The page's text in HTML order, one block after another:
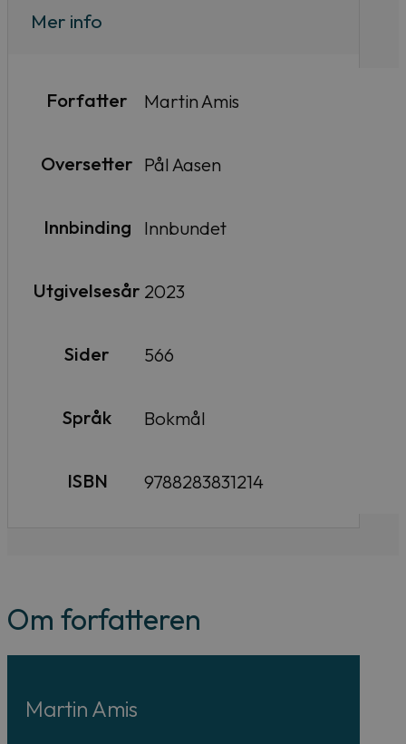
Mer info
Forfatter Martin Amis
Oversetter Pål Aasen
Innbinding Innbundet
Utgivelsesår 2023
Sider 566
Språk Bokmål
ISBN 9788283831214
Om forfatteren
Martin Amis